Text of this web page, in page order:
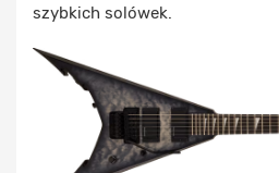
szybkich solówek.